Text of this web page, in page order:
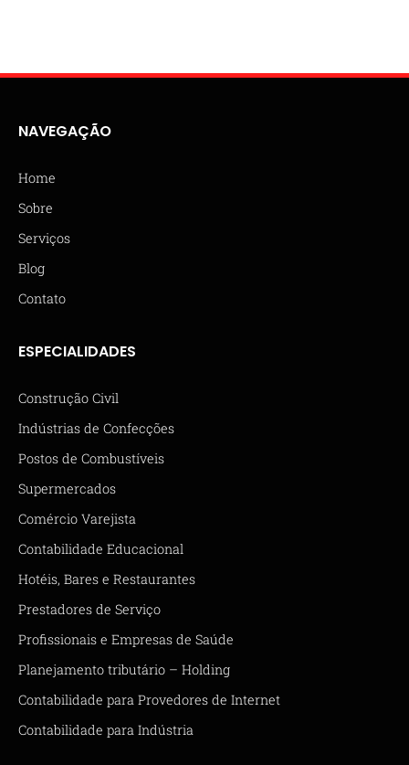
NAVEGAÇÃO
Home
Sobre
Serviços
Blog
Contato
ESPECIALIDADES
Construção Civil
Indústrias de Confecções
Postos de Combustíveis
Supermercados
Comércio Varejista
Contabilidade Educacional
Hotéis, Bares e Restaurantes
Prestadores de Serviço
Profissionais e Empresas de Saúde
Planejamento tributário – Holding
Contabilidade para Provedores de Internet
Contabilidade para Indústria